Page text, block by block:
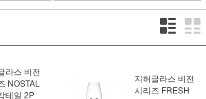
라스 비전
NOSTAL
테일 2P
지허글라스 비전
시리즈 FRESH